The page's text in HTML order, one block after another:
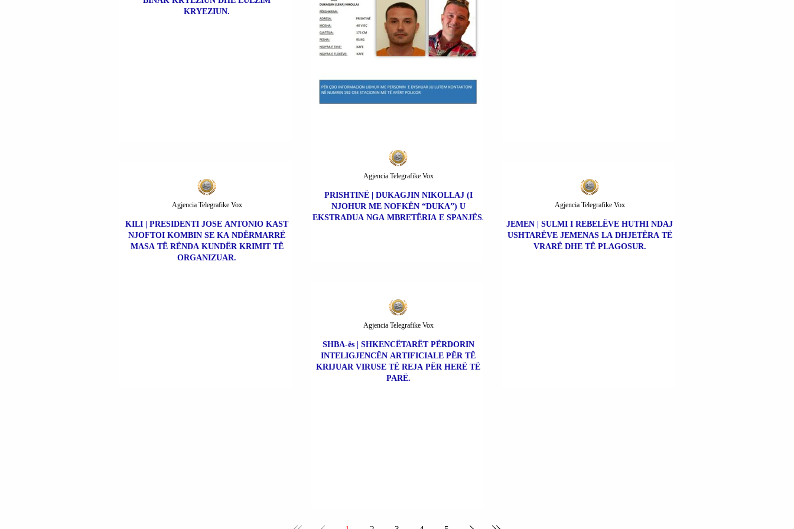
KRYEZIUN.
PRISHTINË | DUKAGJIN NIKOLLAJ (I
NJOHUR ME NOFKËN “DUKA”) U
EKSTRADUA NGA MBRETËRIA E SPANJËS.
Agjencia Telegrafike Vox
KILI | PRESIDENTI JOSE ANTONIO KAST
NJOFTOI KOMBIN SE KA NDËRMARRË
MASA TË RËNDA KUNDËR KRIMIT TË
ORGANIZUAR.
Agjencia Telegrafike Vox
SHBA-ës | SHKENCËTARËT PËRDORIN
INTELIGJENCËN ARTIFICIALE PËR TË
KRIJUAR VIRUSE TË REJA PËR HERË TË
PARË.
Agjencia Telegrafike Vox
JEMEN | SULMI I REBELËVE HUTHI NDAJ
USHTARËVE JEMENAS LA DHJETËRA TË
VRARË DHE TË PLAGOSUR.
Agjencia Telegrafike Vox